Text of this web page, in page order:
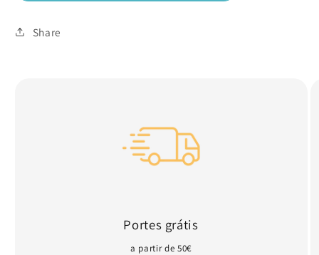
Share
Portes grátis
a partir de 50€